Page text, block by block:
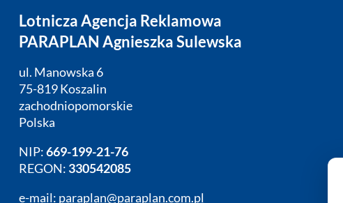
Lotnicza Agencja Reklamowa
PARAPLAN Agnieszka Sulewska
ul. Manowska 6
75-819 Koszalin
zachodniopomorskie
Polska
NIP:669-199-21-76
REGON: 330542085
e-mail: paraplan@paraplan.com.pl